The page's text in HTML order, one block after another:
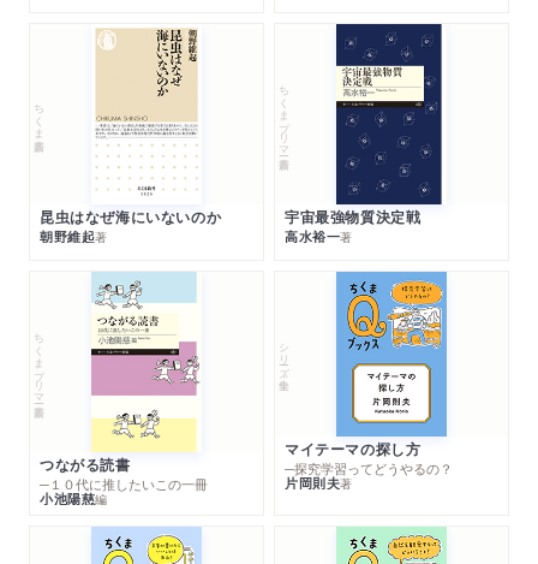
ちくま新書
昆虫はなぜ海にいないのか
朝野維起著
ちくまプリマー新書
宇宙最強物質決定戦
高水裕一著
ちくまプリマー新書
つながる読書
─１０代に推したいこの一冊
小池陽慈編
シリーズ・全集
マイテーマの探し方
─探究学習ってどうやるの？
片岡則夫著